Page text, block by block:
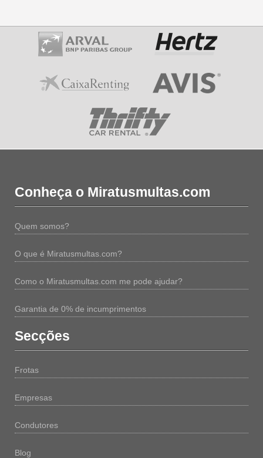
Conheça o Miratusmultas.com
Quem somos?
O que é Miratusmultas.com?
Como o Miratusmultas.com me pode ajudar?
Garantia de 0% de incumprimentos
Secções
Frotas
Empresas
Condutores
Blog